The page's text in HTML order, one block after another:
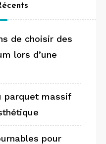
de choisir des
lors d’une
parquet massif
pour